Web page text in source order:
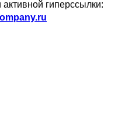
гиперссылки: